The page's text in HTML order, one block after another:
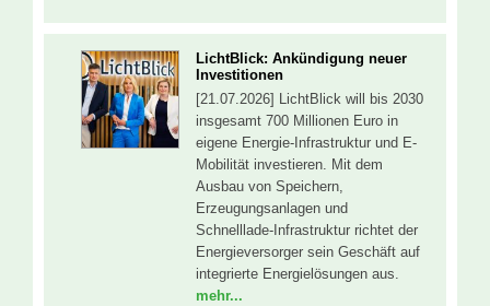
LichtBlick: Ankündigung neuer
Investitionen
[21.07.2026] LichtBlick will bis 2030
insgesamt 700 Millionen Euro in
eigene Energie-Infrastruktur und E-
Mobilität investieren. Mit dem
Ausbau von Speichern,
Erzeugungsanlagen und
Schnelllade-Infrastruktur richtet der
Energieversorger sein Geschäft auf
integrierte Energielösungen aus.
mehr...